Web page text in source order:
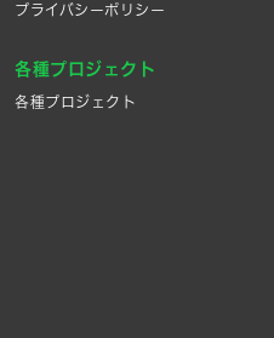
プライバシーポリシー
各種プロジェクト
各種プロジェクト